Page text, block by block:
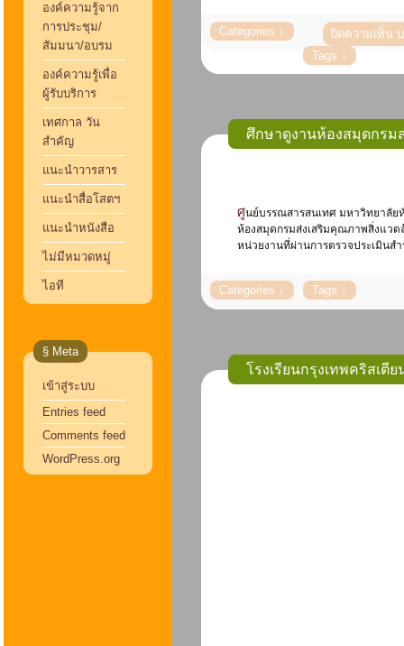
องค์ความรู้จาก
การประชุม/
สัมมนา/อบรม
องค์ความรู้เพื่อ
ผู้รับบริการ
เทศกาล วัน
สำคัญ
แนะนำวารสาร
แนะนำสื่อโสตฯ
แนะนำหนังสือ
ไม่มีหมวดหมู่
ไอที
§ Meta
เข้าสู่ระบบ
Entries feed
Comments feed
WordPress.org
ปิดความเห็น
ศึกษาดูงานห้องสมุดกรม
ศูนย์บรรณสารสนเทศ มหาวิทยาลัยหัวเฉียวเฉลิมพระเกียรติ ได้เข้าร่วมศึกษาดูงาน แลกเปลี่ยนเรียนรู้ และแบ่งปันประสบการณ์ในการดำเนินงานห้องสมุดสีเขียว กับ
ห้องสมุดกรมส่งเสริมคุณภาพสิ่งแวด
หน่วยงานที่ผ่านการตรวจประเมินส
โรงเรียนกรุงเทพคริสเตี